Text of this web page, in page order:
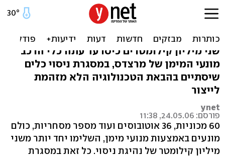
רכבי המימן של מרצדס
עובדים קשה
שני מיליון קילומטרים כיסו עד עתה כלי הרכב
מונעי המימן של מרצדס, במסגרת ניסוי כלים
שיסתיים בהבאת הטכנולוגיה הלא מזהמת
לייצור
ynet
פורסם: 24.05.06, 11:38
60 מכוניות, 36 אוטובוסים ועוד מספר מסחריות, כולם
מונעים באמצעות מנועי מימן, השלימו יחד יותר משני
מיליון קילומטר של נהיגת ניסוי. כל זאת במסגרת